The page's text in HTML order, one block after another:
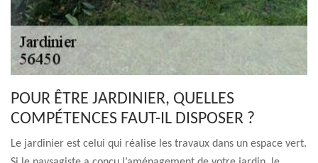
POUR ÊTRE JARDINIER, QUELLES
COMPÉTENCES FAUT-IL DISPOSER ?
Le jardinier est celui qui réalise les travaux dans un espace vert.